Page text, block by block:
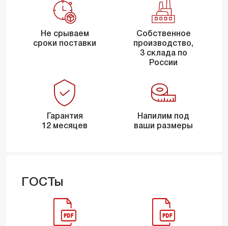
Не срываем
сроки поставки
Собственное
производство,
3 склада по
России
Гарантия
12 месяцев
Напилим под
ваши размеры
ГОСТы